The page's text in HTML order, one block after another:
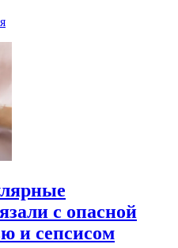
с опасной
и сепсисом